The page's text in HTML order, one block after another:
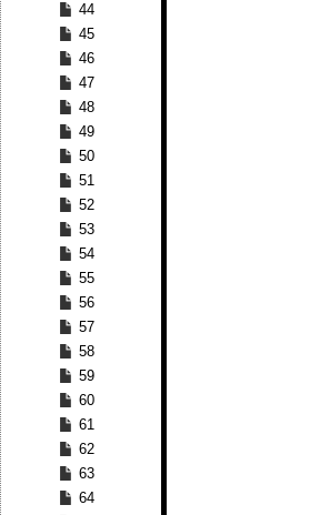
44
45
46
47
48
49
50
51
52
53
54
55
56
57
58
59
60
61
62
63
64